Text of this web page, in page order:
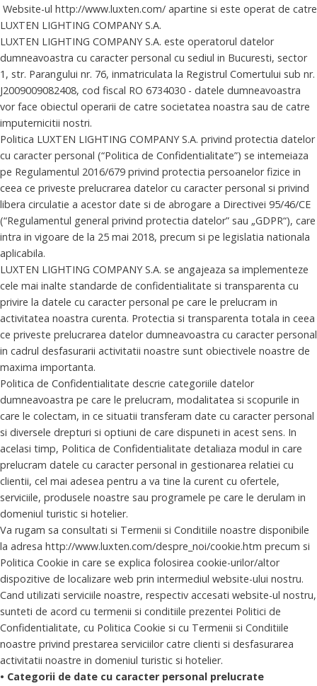
Website-ul http://www.luxten.com/ apartine si este operat de catre
LUXTEN LIGHTING COMPANY S.A.
LUXTEN LIGHTING COMPANY S.A. este operatorul datelor
dumneavoastra cu caracter personal cu sediul in Bucuresti, sector
1, str. Parangului nr. 76, inmatriculata la Registrul Comertului sub nr.
J2009009082408, cod fiscal RO 6734030 - datele dumneavoastra
vor face obiectul operarii de catre societatea noastra sau de catre
imputernicitii nostri.
Politica LUXTEN LIGHTING COMPANY S.A. privind protectia datelor
cu caracter personal (“Politica de Confidentialitate”) se intemeiaza
pe Regulamentul 2016/679 privind protectia persoanelor fizice in
ceea ce priveste prelucrarea datelor cu caracter personal si privind
libera circulatie a acestor date si de abrogare a Directivei 95/46/CE
(“Regulamentul general privind protectia datelor” sau „GDPR“), care
intra in vigoare de la 25 mai 2018, precum si pe legislatia nationala
aplicabila.
LUXTEN LIGHTING COMPANY S.A. se angajeaza sa implementeze
cele mai inalte standarde de confidentialitate si transparenta cu
privire la datele cu caracter personal pe care le prelucram in
activitatea noastra curenta. Protectia si transparenta totala in ceea
ce priveste prelucrarea datelor dumneavoastra cu caracter personal
in cadrul desfasurarii activitatii noastre sunt obiectivele noastre de
maxima importanta.
Politica de Confidentialitate descrie categoriile datelor
dumneavoastra pe care le prelucram, modalitatea si scopurile in
care le colectam, in ce situatii transferam date cu caracter personal
si diversele drepturi si optiuni de care dispuneti in acest sens. In
acelasi timp, Politica de Confidentialitate detaliaza modul in care
prelucram datele cu caracter personal in gestionarea relatiei cu
clientii, cel mai adesea pentru a va tine la curent cu ofertele,
serviciile, produsele noastre sau programele pe care le derulam in
domeniul turistic si hotelier.
Va rugam sa consultati si Termenii si Conditiile noastre disponibile
la adresa http://www.luxten.com/despre_noi/cookie.htm precum si
Politica Cookie in care se explica folosirea cookie-urilor/altor
dispozitive de localizare web prin intermediul website-ului nostru.
Cand utilizati serviciile noastre, respectiv accesati website-ul nostru,
sunteti de acord cu termenii si conditiile prezentei Politici de
Confidentialitate, cu Politica Cookie si cu Termenii si Conditiile
noastre privind prestarea serviciilor catre clienti si desfasurarea
activitatii noastre in domeniul turistic si hotelier.
• Categorii de date cu caracter personal prelucrate